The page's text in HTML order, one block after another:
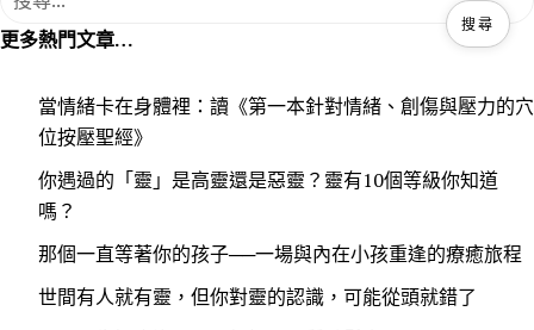
關
更多熱門文章…
當情緒卡在身體裡：讀《第一本針對情緒、創傷與壓力的穴
位按壓聖經》
你遇過的「靈」是高靈還是惡靈？靈有10個等級你知道
嗎？
那個一直等著你的孩子──一場與內在小孩重逢的療癒旅程
世間有人就有靈，但你對靈的認識，可能從頭就錯了